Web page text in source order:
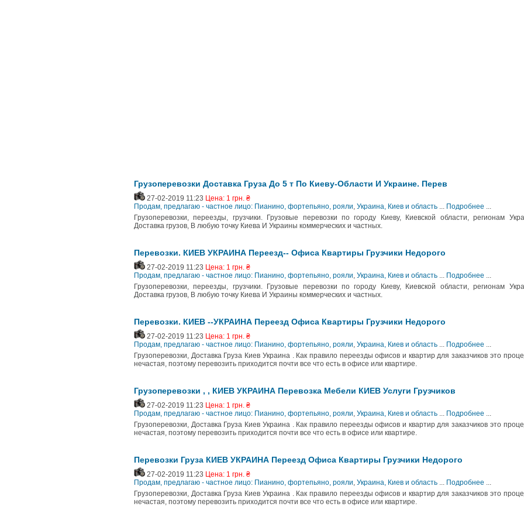
Грузоперевозки Доставка Груза До 5 т По Киеву-Области И Украине. Перев
27-02-2019 11:23 Цена: 1 грн. ₴
Продам, предлагаю - частное лицо: Пианино, фортепьяно, рояли, Украина, Киев и область ... Подробнее ...
Грузоперевозки, переезды, грузчики. Грузовые перевозки по городу Киеву, Киевской области, регионам
Доставка грузов, В любую точку Киева И Украины коммерческих и частных.
Перевозки. КИЕВ УКРАИНА Переезд-- Офиса Квартиры Грузчики Недорого
27-02-2019 11:23 Цена: 1 грн. ₴
Продам, предлагаю - частное лицо: Пианино, фортепьяно, рояли, Украина, Киев и область ... Подробнее ...
Грузоперевозки, переезды, грузчики. Грузовые перевозки по городу Киеву, Киевской области, регионам
Доставка грузов, В любую точку Киева И Украины коммерческих и частных.
Перевозки. КИЕВ --УКРАИНА Переезд Офиса Квартиры Грузчики Недорого
27-02-2019 11:23 Цена: 1 грн. ₴
Продам, предлагаю - частное лицо: Пианино, фортепьяно, рояли, Украина, Киев и область ... Подробнее ...
Грузоперевозки, Доставка Груза Киев Украина . Как правило переезды офисов и квартир для заказчиков это
нечастая, поэтому перевозить приходится почти все что есть в офисе или квартире.
Грузоперевозки , , КИЕВ УКРАИНА Перевозка Мебели КИЕВ Услуги Грузчиков
27-02-2019 11:23 Цена: 1 грн. ₴
Продам, предлагаю - частное лицо: Пианино, фортепьяно, рояли, Украина, Киев и область ... Подробнее ...
Грузоперевозки, Доставка Груза Киев Украина . Как правило переезды офисов и квартир для заказчиков это
нечастая, поэтому перевозить приходится почти все что есть в офисе или квартире.
Перевозки Груза КИЕВ УКРАИНА Переезд Офиса Квартиры Грузчики Недорого
27-02-2019 11:23 Цена: 1 грн. ₴
Продам, предлагаю - частное лицо: Пианино, фортепьяно, рояли, Украина, Киев и область ... Подробнее ...
Грузоперевозки, Доставка Груза Киев Украина . Как правило переезды офисов и квартир для заказчиков это
нечастая, поэтому перевозить приходится почти все что есть в офисе или квартире.